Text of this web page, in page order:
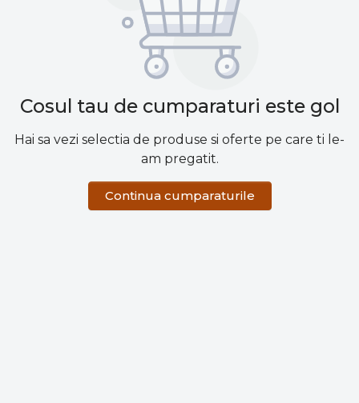
Cosul tau de cumparaturi este gol
Hai sa vezi selectia de produse si oferte pe care ti le-
am pregatit.
Continua cumparaturile